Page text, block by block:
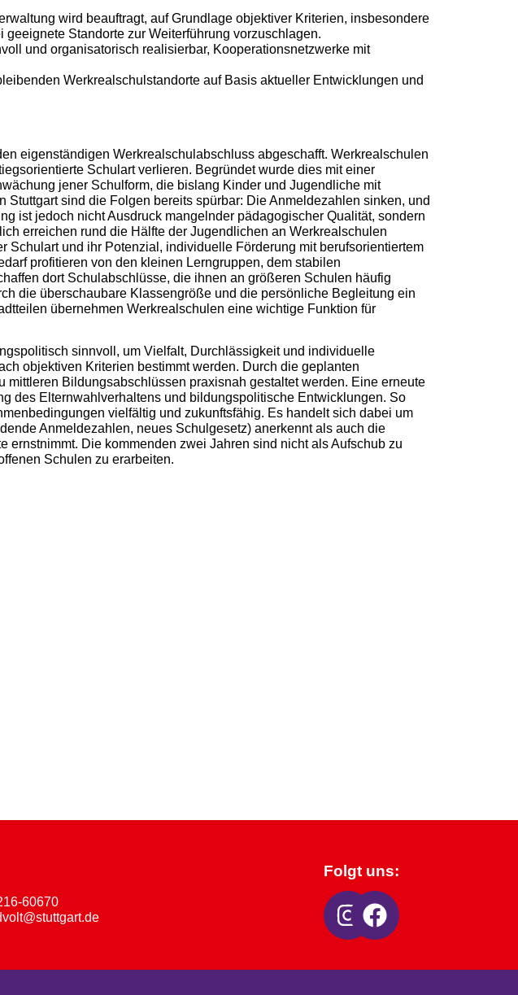
wird beauftragt, auf Grundlage objektiver Kriterien, insbesondere
Standorte zur Weiterführung vorzuschlagen.
und organisatorisch realisierbar, Kooperationsnetzwerke mit
Werkrealschulstandorte auf Basis aktueller Entwicklungen und
eigenständigen Werkrealschulabschluss abgeschafft. Werkrealschulen
Schulart verlieren. Begründet wurde dies mit einer
jener Schulform, die bislang Kinder und Jugendliche mit
sind die Folgen bereits spürbar: Die Anmeldezahlen sinken, und
ist jedoch nicht Ausdruck mangelnder pädagogischer Qualität, sondern
erreichen rund die Hälfte der Jugendlichen an Werkrealschulen
und ihr Potenzial, individuelle Förderung mit berufsorientiertem
profitieren von den kleinen Lerngruppen, dem stabilen
dort Schulabschlüsse, die ihnen an größeren Schulen häufig
die überschaubare Klassengröße und die persönliche Begleitung ein
übernehmen Werkrealschulen eine wichtige Funktion für
sinnvoll, um Vielfalt, Durchlässigkeit und individuelle
objektiven Kriterien bestimmt werden. Durch die geplanten
Bildungsabschlüssen praxisnah gestaltet werden. Eine erneute
des Elternwahlverhaltens und bildungspolitische Entwicklungen. So
vielfältig und zukunftsfähig. Es handelt sich dabei um
Anmeldezahlen, neues Schulgesetz) anerkennt als auch die
ernstnimmt. Die kommenden zwei Jahren sind nicht als Aufschub zu
Schulen zu erarbeiten.
60670
Folgt uns: